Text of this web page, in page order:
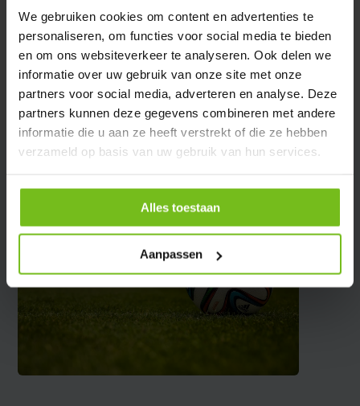
We gebruiken cookies om content en advertenties te
personaliseren, om functies voor social media te bieden
en om ons websiteverkeer te analyseren. Ook delen we
informatie over uw gebruik van onze site met onze
partners voor social media, adverteren en analyse. Deze
partners kunnen deze gegevens combineren met andere
informatie die u aan ze heeft verstrekt of die ze hebben
verzameld op basis van uw gebruik van hun services.
Alles toestaan
Aanpassen
Specificaties
Reviews
Delen